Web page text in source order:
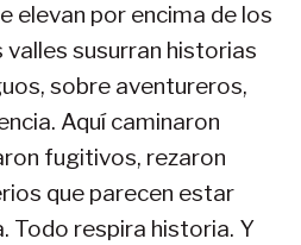
elevan por encima de los
susurran historias
sobre aventureros,
Aquí caminaron
fugitivos, rezaron
que parecen estar
Todo respira historia. Y